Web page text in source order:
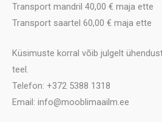
Transport mandril 40,00 € maja ette
Transport saartel 60,00 € maja ette
Küsimuste korral võib julgelt
teel.
Telefon: +372 5388 1318
Email: info@mooblimaailm.ee